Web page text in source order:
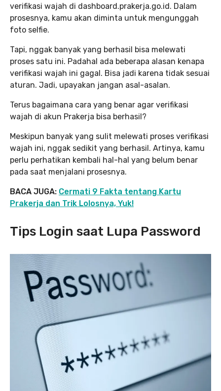
verifikasi wajah di dashboard.prakerja.go.id. Dalam
prosesnya, kamu akan diminta untuk mengunggah
foto selfie.
Tapi, nggak banyak yang berhasil bisa melewati
proses satu ini. Padahal ada beberapa alasan kenapa
verifikasi wajah ini gagal. Bisa jadi karena tidak sesuai
aturan. Jadi, upayakan jangan asal-asalan.
Terus bagaimana cara yang benar agar verifikasi
wajah di akun Prakerja bisa berhasil?
Meskipun banyak yang sulit melewati proses verifikasi
wajah ini, nggak sedikit yang berhasil. Artinya, kamu
perlu perhatikan kembali hal-hal yang belum benar
pada saat menjalani prosesnya.
BACA JUGA: Cermati 9 Fakta tentang Kartu
Prakerja dan Trik Lolosnya, Yuk!
Tips Login saat Lupa Password